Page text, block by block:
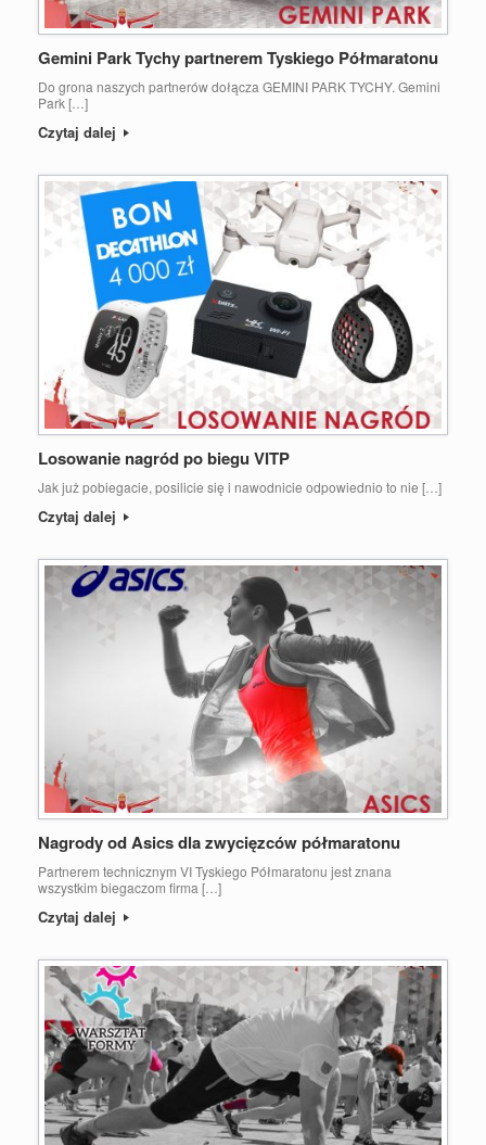
Gemini Park Tychy partnerem Tyskiego Półmaratonu
Do grona naszych partnerów dołącza GEMINI PARK TYCHY. Gemini
Park […]
Czytaj dalej
Losowanie nagród po biegu VITP
Jak już pobiegacie, posilicie się i nawodnicie odpowiednio to nie […]
Czytaj dalej
Nagrody od Asics dla zwycięzców półmaratonu
Partnerem technicznym VI Tyskiego Półmaratonu jest znana
wszystkim biegaczom firma […]
Czytaj dalej